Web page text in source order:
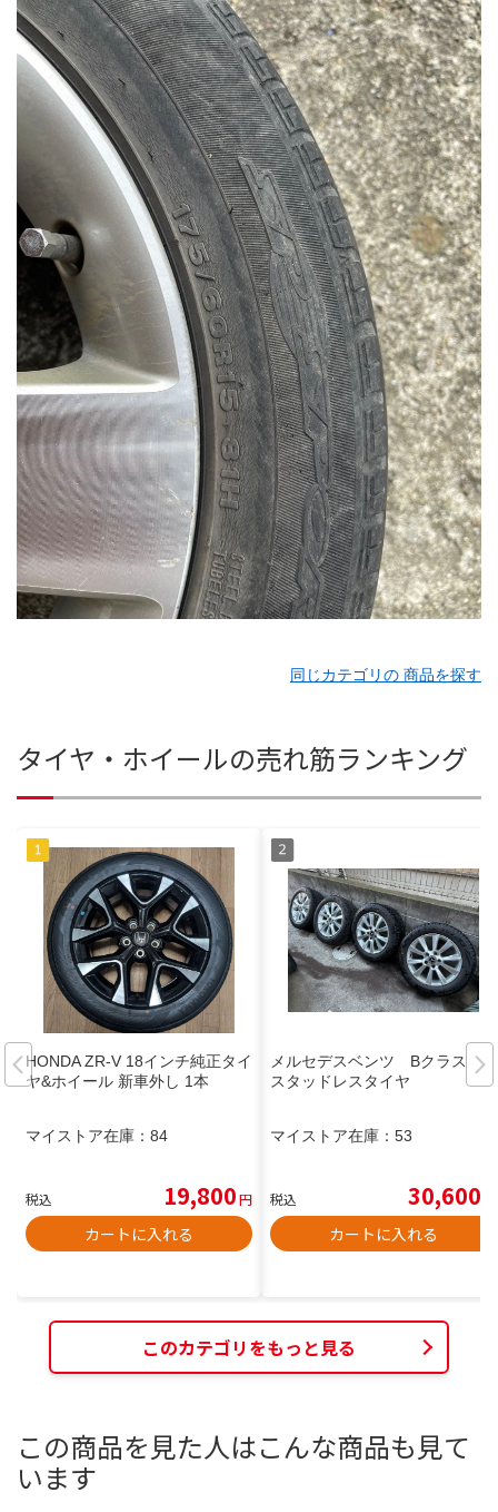
同じカテゴリの 商品を探す
タイヤ・ホイールの売れ筋ランキング
HONDA ZR-V 18インチ純正タイ
ヤ&ホイール 新車外し 1本
マイストア在庫： 84
税込 19,800円
カートに入れる
メルセデスベンツ Bクラス
スタッドレスタイヤ
マイストア在庫： 53
税込 30,600
カートに入れる
このカテゴリをもっと見る
この商品を見た人はこんな商品も見て
います